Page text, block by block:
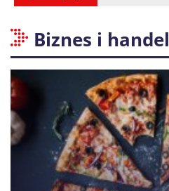
Biznes i handel